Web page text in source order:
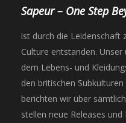
Sapeur – One Step
ist durch die Leidenschaft
Culture entstanden.
dem Lebens- und
den britischen
berichten wir über
stellen neue Releases